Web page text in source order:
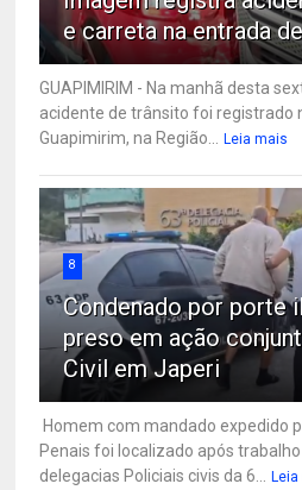
e carreta na entrada
GUAPIMIRIM - Na manhã desta
acidente de trânsito foi registrado
Guapimirim, na Região...
Leia mais
8
Condenado por porte
preso em ação
Civil em Japeri
Homem com mandado expedido
Penais foi localizado após
delegacias Policiais civis da 6...
Leia